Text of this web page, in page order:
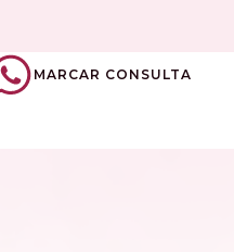
MARCAR CONSULTA